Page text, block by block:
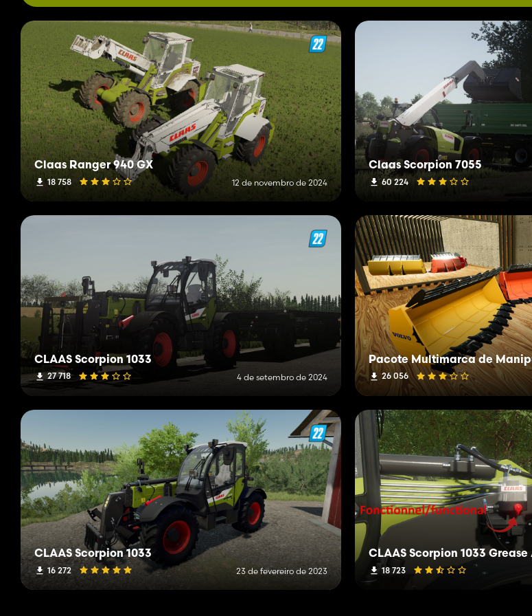
Claas Ranger 940 GX
18 758 12 de novembro de 2024
Claas Scorpion 7055
60 224
CLAAS Scorpion 1033
27 718 4 de setembro de 2024 26 056
CLAAS Scorpion 1033
16 272 23 de fevereiro de 2023 18 723